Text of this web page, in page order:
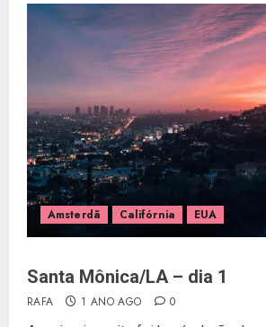
Amsterdã Califórnia EUA
Santa Mônica/LA – dia 1
RAFA 1 ANO AGO 0